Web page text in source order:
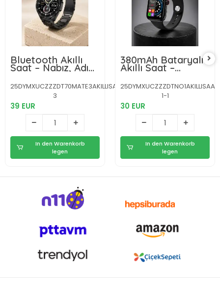
Bluetooth Akıllı
Saat – Nabız, Adım
Sayar, Uyku Takibi
ve Spor Modlarıyla
Akıllı Yaşam
25DYMXUCZZZDT70MATE3AKILLISAAT-
3
39 EUR
In den Warenkorb
legen
380mAh Bataryalı
Akıllı Saat –
Arama, Bildirim,
AOD Ekran ve
Uzun Pil Ömrü
1-1
30 EUR
In den Warenkorb
legen